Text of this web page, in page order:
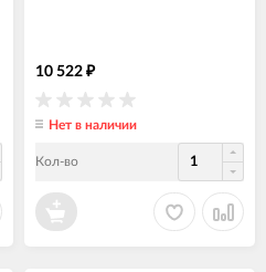
10 522 ₽
Нет в наличии
Кол-во